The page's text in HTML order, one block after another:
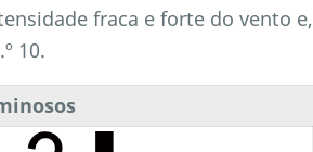
fraca e forte do vento e,
10.